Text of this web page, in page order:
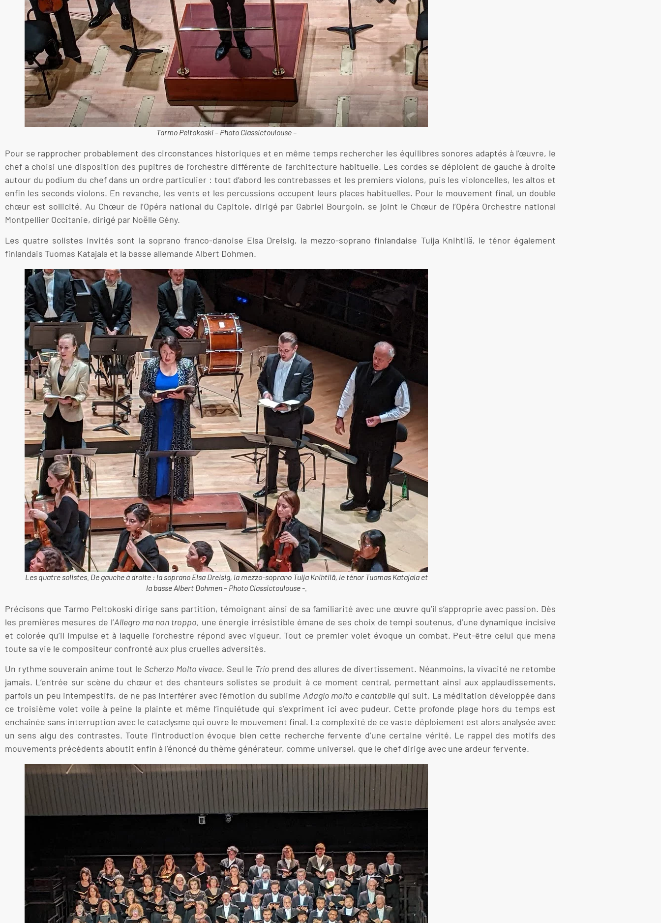
Tarmo Peltokoski – Photo Classictoulouse –
Pour se rapprocher probablement des circonstances historiques et en même temps rechercher les équilibres sonores adaptés à l’œuvre, le
chef a choisi une disposition des pupitres de l’orchestre différente de l’architecture habituelle. Les cordes se déploient de gauche à droite
autour du podium du chef dans un ordre particulier : tout d’abord les contrebasses et les premiers violons, puis les violoncelles, les altos et
enfin les seconds violons. En revanche, les vents et les percussions occupent leurs places habituelles. Pour le mouvement final, un double
chœur est sollicité. Au Chœur de l’Opéra national du Capitole, dirigé par Gabriel Bourgoin, se joint le Chœur de l’Opéra Orchestre national
Montpellier Occitanie, dirigé par Noëlle Gény.
Les quatre solistes invités sont la soprano franco-danoise Elsa Dreisig, la mezzo-soprano finlandaise Tuija Knihtilä, le ténor également
finlandais Tuomas Katajala et la basse allemande Albert Dohmen.
Les quatre solistes. De gauche à droite : la soprano Elsa Dreisig, la mezzo-soprano Tuija Knihtilä, le ténor Tuomas Katajala et
la basse Albert Dohmen – Photo Classictoulouse -.
Précisons que Tarmo Peltokoski dirige sans partition, témoignant ainsi de sa familiarité avec une œuvre qu’il s’approprie avec passion. Dès
les premières mesures de l’Allegro ma non troppo, une énergie irrésistible émane de ses choix de tempi soutenus, d’une dynamique incisive
et colorée qu’il impulse et à laquelle l’orchestre répond avec vigueur. Tout ce premier volet évoque un combat. Peut-être celui que mena
toute sa vie le compositeur confronté aux plus cruelles adversités.
Un rythme souverain anime tout le Scherzo Molto vivace. Seul le Trio prend des allures de divertissement. Néanmoins, la vivacité ne retombe
jamais. L’entrée sur scène du chœur et des chanteurs solistes se produit à ce moment central, permettant ainsi aux applaudissements,
parfois un peu intempestifs, de ne pas interférer avec l’émotion du sublime Adagio molto e cantabile qui suit. La méditation développée dans
ce troisième volet voile à peine la plainte et même l’inquiétude qui s’expriment ici avec pudeur. Cette profonde plage hors du temps est
enchaînée sans interruption avec le cataclysme qui ouvre le mouvement final. La complexité de ce vaste déploiement est alors analysée avec
un sens aigu des contrastes. Toute l’introduction évoque bien cette recherche fervente d’une certaine vérité. Le rappel des motifs des
mouvements précédents aboutit enfin à l’énoncé du thème générateur, comme universel, que le chef dirige avec une ardeur fervente.